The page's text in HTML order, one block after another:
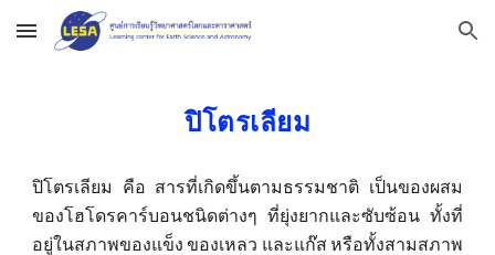
Skip to main content Skip to navigation
ปิโตรเลียม
ปิโตรเลียม คือ สารที่เกิดขึ้นตามธรรมชาติ เป็นของผสม
ของโฮโดรคาร์บอนชนิดต่างๆ ที่ยุ่งยากและซับซ้อน ทั้งที่
อยู่ในสภาพของแข็ง ของเหลว และแก๊ส หรือทั้งสามสภาพ